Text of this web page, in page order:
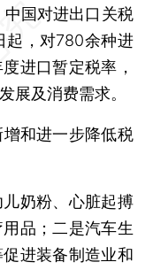
中国对进出口关税
起，对780余种进
进口暂定税率，
展及消费需求。
和进一步降低税
奶粉、心脏起搏
品；二是汽车生
进装备制造业和